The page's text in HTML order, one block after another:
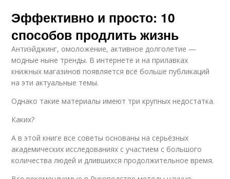
Эффективно и просто: 10
способов продлить жизнь
Антиэйджинг, омоложение, активное долголетие —
модные ныне тренды. В интернете и на прилавках
книжных магазинов появляется всё больше публикаций
на эти актуальные темы.
Однако такие материалы имеют три крупных недостатка.
Каких?
А в этой книге все советы основаны на серьёзных
академических исследованиях с участием с большого
количества людей и длившихся продолжительное время.